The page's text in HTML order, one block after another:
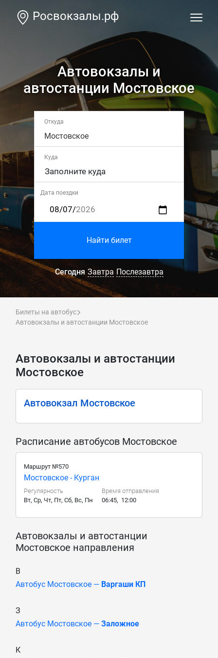
Росвокзалы.рф
Автовокзалы и
автостанции Мостовское
Откуда
Мостовское
Куда
Дата поездки
Найти билет
Сегодня Завтра Послезавтра
Билеты на автобус
Автовокзалы и автостанции Мостовское
Автовокзалы и автостанции
Мостовское
Автовокзал Мостовское
Расписание автобусов Мостовское
Маршрут №570
Мостовское - Курган
Регулярность
Время отправления
Вт, Ср, Чт, Пт, Сб, Вс, Пн
06:45, 12:00
Автовокзалы и автостанции
Мостовское направления
В
Автобус Мостовское — Варгаши КП
З
Автобус Мостовское — Заложное
К